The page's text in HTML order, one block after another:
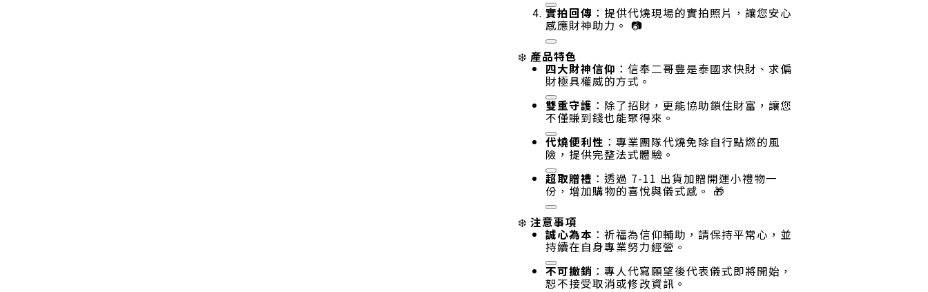
實拍回傳 ：提供代燒現場的實拍照片，讓您安心
感應財神助力 。 📷
❄️ 產品特色
四大財神信仰 ：信奉二哥豐是泰國求快財、求偏
財極具權威的方式 。
雙重守護 ：除了招財，更能協助鎖住財富，讓您
不僅賺到錢也能聚得來 。
代燒便利性 ：專業團隊代燒免除自行點燃的風
險，提供完整法式體驗 。
超取贈禮 ：透過 7-11 出貨加贈開運小禮物一
份，增加購物的喜悅與儀式感 。 🎁
❄️ 注意事項
誠心為本 ：祈福為信仰輔助，請保持平常心，並
持續在自身專業努力經營 。
不可撤銷 ：專人代寫願望後代表儀式即將開始，
恕不接受取消或修改資訊 。